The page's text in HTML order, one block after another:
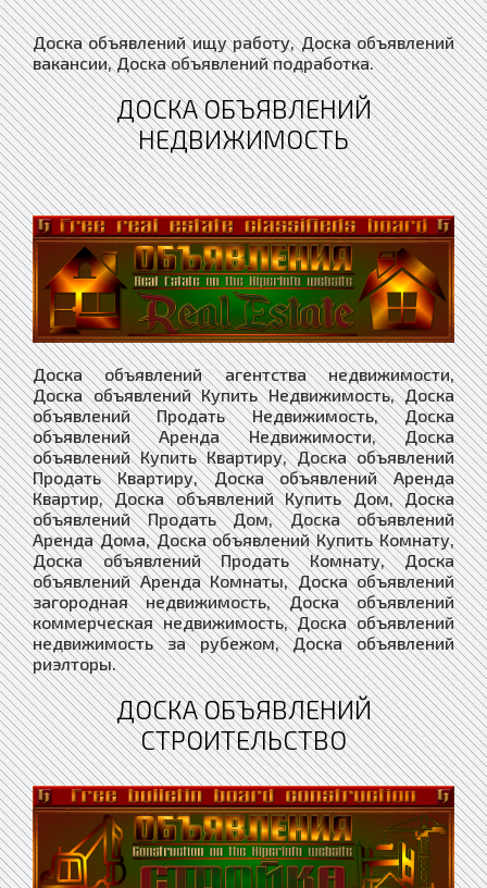
Доска объявлений ищу работу, Доска объявлений
вакансии, Доска объявлений подработка.
ДОСКА ОБЪЯВЛЕНИЙ
НЕДВИЖИМОСТЬ
Доска объявлений агентства недвижимости,
Доска объявлений Купить Недвижимость, Доска
объявлений Продать Недвижимость, Доска
объявлений Аренда Недвижимости, Доска
объявлений Купить Квартиру, Доска объявлений
Продать Квартиру, Доска объявлений Аренда
Квартир, Доска объявлений Купить Дом, Доска
объявлений Продать Дом, Доска объявлений
Аренда Дома, Доска объявлений Купить Комнату,
Доска объявлений Продать Комнату, Доска
объявлений Аренда Комнаты, Доска объявлений
загородная недвижимость, Доска объявлений
коммерческая недвижимость, Доска объявлений
недвижимость за рубежом, Доска объявлений
риэлторы.
ДОСКА ОБЪЯВЛЕНИЙ
СТРОИТЕЛЬСТВО